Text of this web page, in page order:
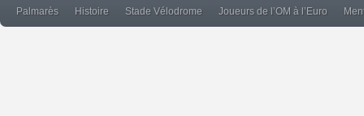
Palmarès Histoire Stade Vélodrome Joueurs de l’OM à l’Euro